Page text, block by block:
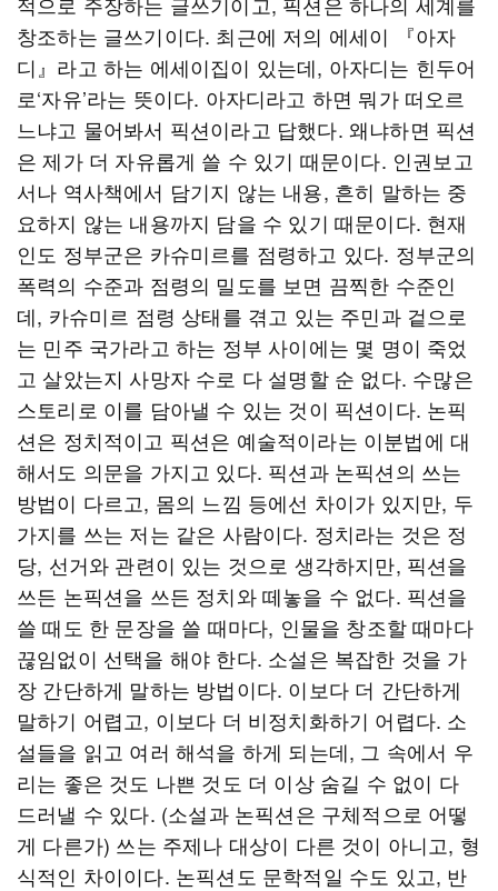
창조하는 글쓰기이다. 최근에 저의 에세이 『아자
디』라고 하는 에세이집이 있는데, 아자디는 힌두어
로‘자유’라는 뜻이다. 아자디라고 하면 뭐가 떠오르
느냐고 물어봐서 픽션이라고 답했다. 왜냐하면 픽션
은 제가 더 자유롭게 쓸 수 있기 때문이다. 인권보고
서나 역사책에서 담기지 않는 내용, 흔히 말하는 중
요하지 않는 내용까지 담을 수 있기 때문이다. 현재
인도 정부군은 카슈미르를 점령하고 있다. 정부군의
폭력의 수준과 점령의 밀도를 보면 끔찍한 수준인
데, 카슈미르 점령 상태를 겪고 있는 주민과 겉으로
는 민주 국가라고 하는 정부 사이에는 몇 명이 죽었
고 살았는지 사망자 수로 다 설명할 순 없다. 수많은
스토리로 이를 담아낼 수 있는 것이 픽션이다. 논픽
션은 정치적이고 픽션은 예술적이라는 이분법에 대
해서도 의문을 가지고 있다. 픽션과 논픽션의 쓰는
방법이 다르고, 몸의 느낌 등에선 차이가 있지만, 두
가지를 쓰는 저는 같은 사람이다. 정치라는 것은 정
당, 선거와 관련이 있는 것으로 생각하지만, 픽션을
쓰든 논픽션을 쓰든 정치와 떼놓을 수 없다. 픽션을
쓸 때도 한 문장을 쓸 때마다, 인물을 창조할 때마다
끊임없이 선택을 해야 한다. 소설은 복잡한 것을 가
장 간단하게 말하는 방법이다. 이보다 더 간단하게
말하기 어렵고, 이보다 더 비정치화하기 어렵다. 소
설들을 읽고 여러 해석을 하게 되는데, 그 속에서 우
리는 좋은 것도 나쁜 것도 더 이상 숨길 수 없이 다
드러낼 수 있다. (소설과 논픽션은 구체적으로 어떻
게 다른가) 쓰는 주제나 대상이 다른 것이 아니고, 형
식적인 차이이다. 논픽션도 문학적일 수도 있고, 반